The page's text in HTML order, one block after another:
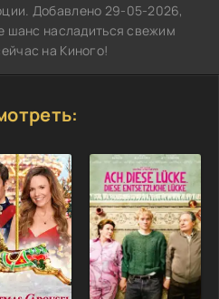
Добавлено 29-05-2026,
шанс насладиться свежим
на Киного!